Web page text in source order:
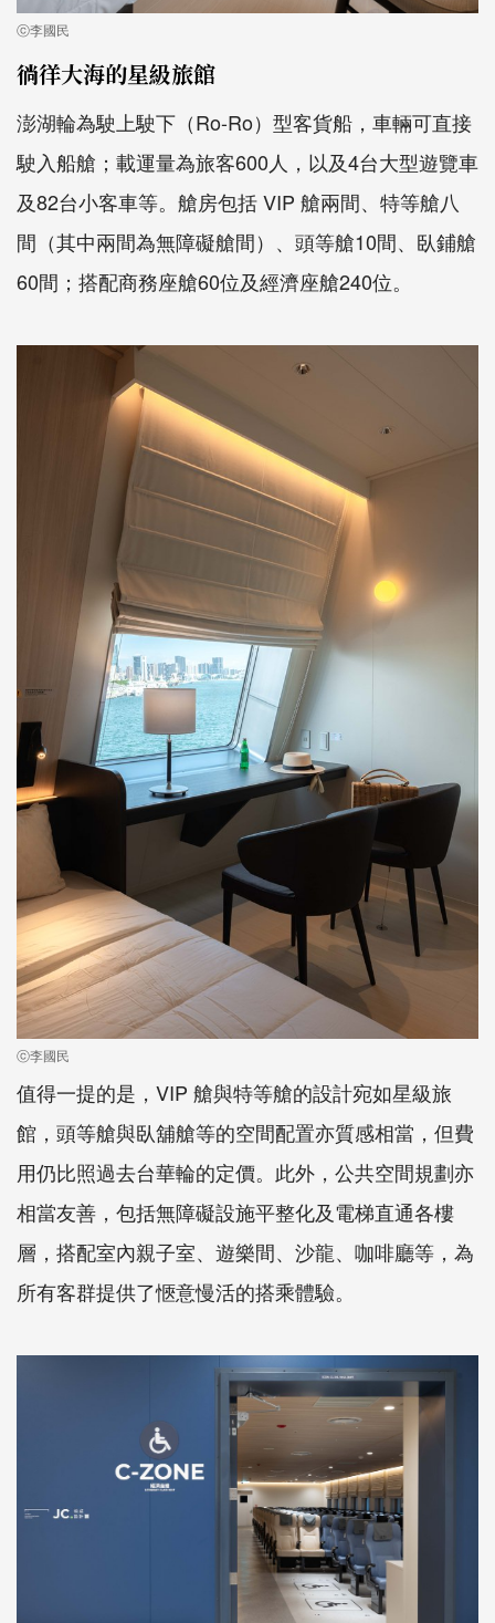
ⓒ李國民
徜徉大海的星級旅館
澎湖輪為駛上駛下（Ro-Ro）型客貨船，車輛可直接
駛入船艙；載運量為旅客600人，以及4台大型遊覽車
及82台小客車等。艙房包括 VIP 艙兩間、特等艙八
間（其中兩間為無障礙艙間）、頭等艙10間、臥鋪艙
60間；搭配商務座艙60位及經濟座艙240位。
ⓒ李國民
值得一提的是，VIP 艙與特等艙的設計宛如星級旅
館，頭等艙與臥舖艙等的空間配置亦質感相當，但費
用仍比照過去台華輪的定價。此外，公共空間規劃亦
相當友善，包括無障礙設施平整化及電梯直通各樓
層，搭配室內親子室、遊樂間、沙龍、咖啡廳等，為
所有客群提供了愜意慢活的搭乘體驗。